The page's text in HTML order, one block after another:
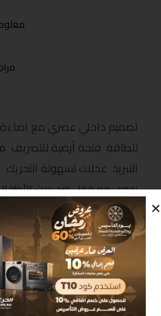
تصميم داخلي عصري مع
للطاقة فتحة أرضية للتصريف
التبريد عجلات لسهولة
يدوي مع قفل ضد عبث الأطفال
(MM) 850*820*555
منتجات مشابهة